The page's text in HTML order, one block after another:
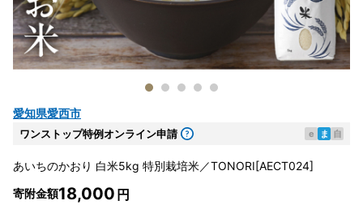
愛知県愛西市
ワンストップ特例オンライン申請 e ま 自
あいちのかおり 白米5kg 特別栽培米／TONORI[AECT024]
寄附金額18,000